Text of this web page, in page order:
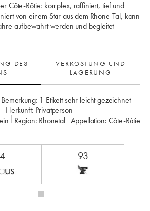
Côte-Rôtie: komplex, raffiniert, tief und
von einem Star aus dem Rhone-Tal, kann
aufbewahrt werden und begleitet
DES
VERKOSTUNG UND
LAGERUNG
Bemerkung: 1 Etikett sehr leicht gezeichnet
Herkunft:
privatperson
nein Region: Rhonetal Appellation:
Côte-Rôtie
93